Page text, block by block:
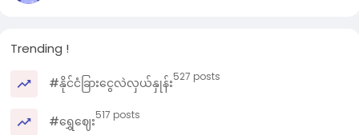
Trending !
#နိုင်ငံခြားငွေလဲလှယ်နှုန်း527 posts
#ရွှေဈေး517 posts